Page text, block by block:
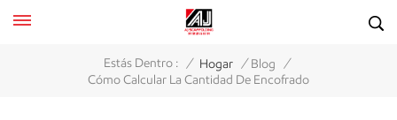
Estás Dentro : / Hogar / Blog /
Cómo Calcular La Cantidad De Encofrado